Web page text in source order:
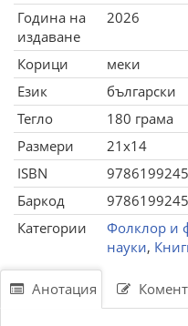
Година на
издаване
2026
Корици
меки
Език
български
Тегло
180 грама
Размери
21x14
ISBN
Баркод
Категории
Фолклор и
науки,
Анотация